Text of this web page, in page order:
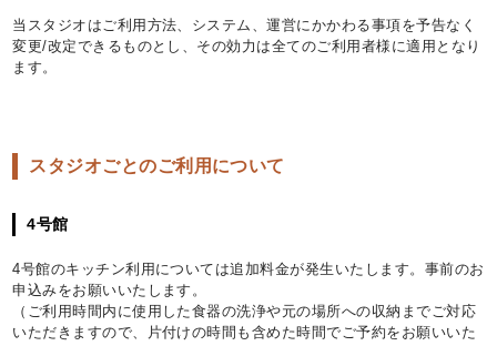
当スタジオはご利用方法、システム、運営にかかわる事項を予告なく
変更/改定できるものとし、その効力は全てのご利用者様に適用となり
ます。
スタジオごとのご利用について
4号館
4号館のキッチン利用については追加料金が発生いたします。事前のお
申込みをお願いいたします。
（ご利用時間内に使用した食器の洗浄や元の場所への収納までご対応
いただきますので、片付けの時間も含めた時間でご予約をお願いいた